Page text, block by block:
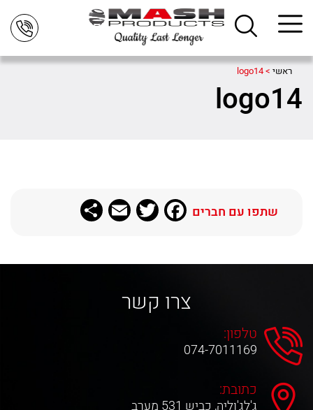
ראשי >
logo14
logo14
שתפו עם חברים Facebook
Twitter
Email
צרו קשר
טלפון:
074-7011169
כתובת:
ג'לג'וליה, כביש 531 מערב